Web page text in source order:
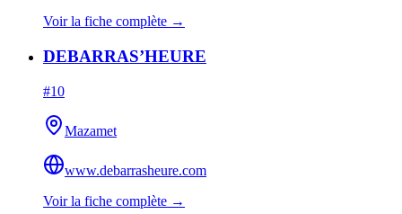
Voir la fiche complète →
DEBARRAS’HEURE
#10
Mazamet
www.debarrasheure.com
Voir la fiche complète →